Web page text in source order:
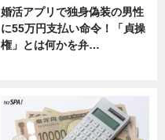
婚活アプリで独身偽装の男性
に55万円支払い命令！「貞操
権」とは何かを弁…